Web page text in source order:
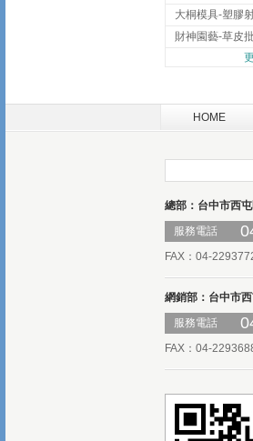
HOME
總部：台中市西
服務電話
FAX：04-
網銷部：台中市
服務電話
FAX：04-